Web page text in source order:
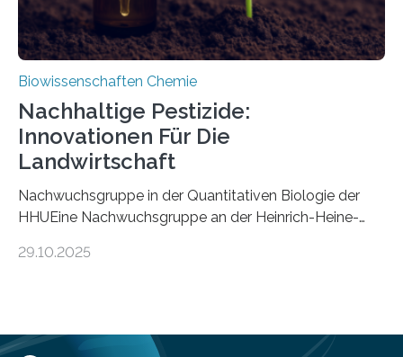
Biowissenschaften Chemie
Nachhaltige Pestizide:
Innovationen Für Die
Landwirtschaft
Nachwuchsgruppe in der Quantitativen Biologie der
HHUEine Nachwuchsgruppe an der Heinrich-Heine-
fünf Jahren erforschen, wie Bakterien auf
Insektenblume. Das Bundesministerium für Forschung,
29.10.2025